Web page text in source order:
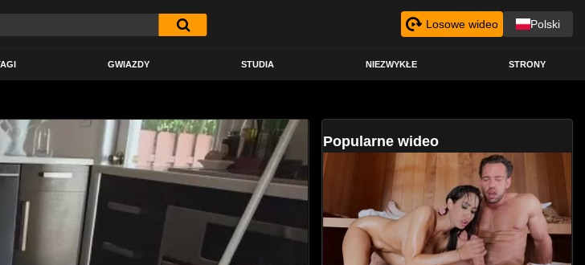
Losowe wideo Polski
GWIAZDY STUDIA NIEZWYKŁE STRONY
Popularne wideo